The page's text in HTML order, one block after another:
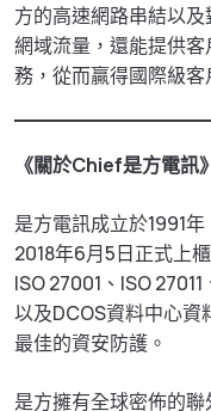
方的高速網路串結以
網域流量，還能提供
務，從而贏得國際級
《關於Chief是方電訊》
是方電訊成立於1991
2018年6月5日正式上
ISO 27001、ISO
以及DCOS資料中心
最佳的資安防護。
是方擁有全球密佈的